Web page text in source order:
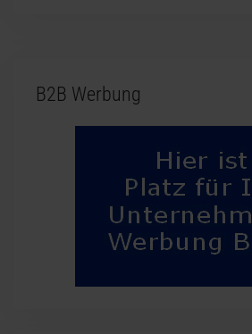
B2B Werbung